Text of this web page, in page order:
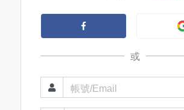
或
帳號/Email